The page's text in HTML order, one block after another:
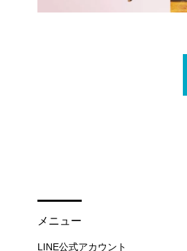
メニュー
LINE公式アカウント